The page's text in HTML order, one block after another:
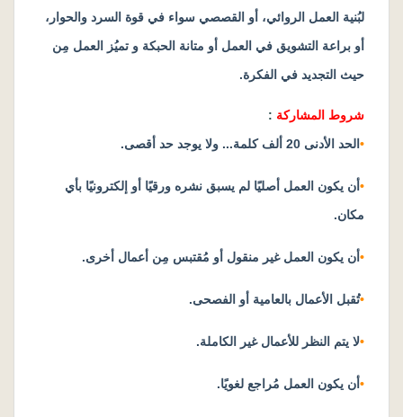
لبُنية العمل الروائي، أو القصصي سواء في قوة السرد والحوار،
أو براعة التشويق في العمل أو متانة الحبكة و تميُز العمل مِن
حيث التجديد في الفكرة.
شروط المشاركة :
• الحد الأدنى 20 ألف كلمة... ولا يوجد حد أقصى .
• أن يكون العمل أصليًا لم يسبق نشره ورقيًا أو إلكترونيًا بأي
مكان.
• أن يكون العمل غير منقول أو مُقتبس مِن أعمال أخرى.
•تُقبل الأعمال بالعامية أو الفصحى.
•لا يتم النظر للأعمال غير الكاملة.
• أن يكون العمل مُراجع لغويًا.